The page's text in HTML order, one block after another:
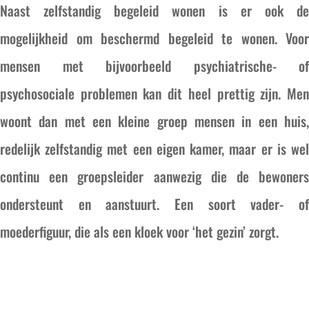
Naast zelfstandig begeleid wonen is er ook de
mogelijkheid om beschermd begeleid te wonen. Voor
mensen met bijvoorbeeld psychiatrische- of
psychosociale problemen kan dit heel prettig zijn. Men
woont dan met een kleine groep mensen in een huis,
redelijk zelfstandig met een eigen kamer, maar er is wel
continu een groepsleider aanwezig die de bewoners
ondersteunt en aanstuurt. Een soort vader- of
moederfiguur, die als een kloek voor ‘het gezin’ zorgt.